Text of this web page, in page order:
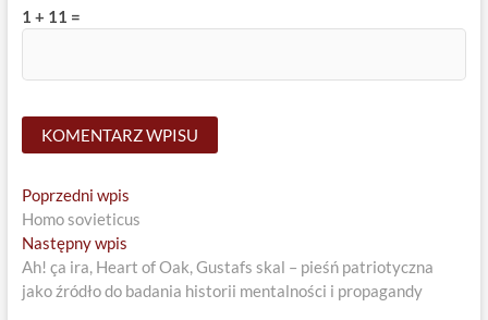
1 + 11 =
Nawigacja
wpisu
Poprzedni wpisPrevious
post:
Homo sovieticus
Następny wpisNext
post:
Ah! ça ira, Heart of Oak, Gustafs skal – pieśń patriotyczna
jako źródło do badania historii mentalności i propagandy